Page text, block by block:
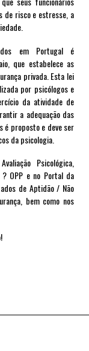
de risco e estresse, a
em Portugal é
que estabelece as
privada. Esta lei
por psicólogos e
da atividade de
a adequação das
é proposto e deve ser
da psicologia.
Psicológica,
OPP e no Portal da
de Aptidão / Não
bem como nos